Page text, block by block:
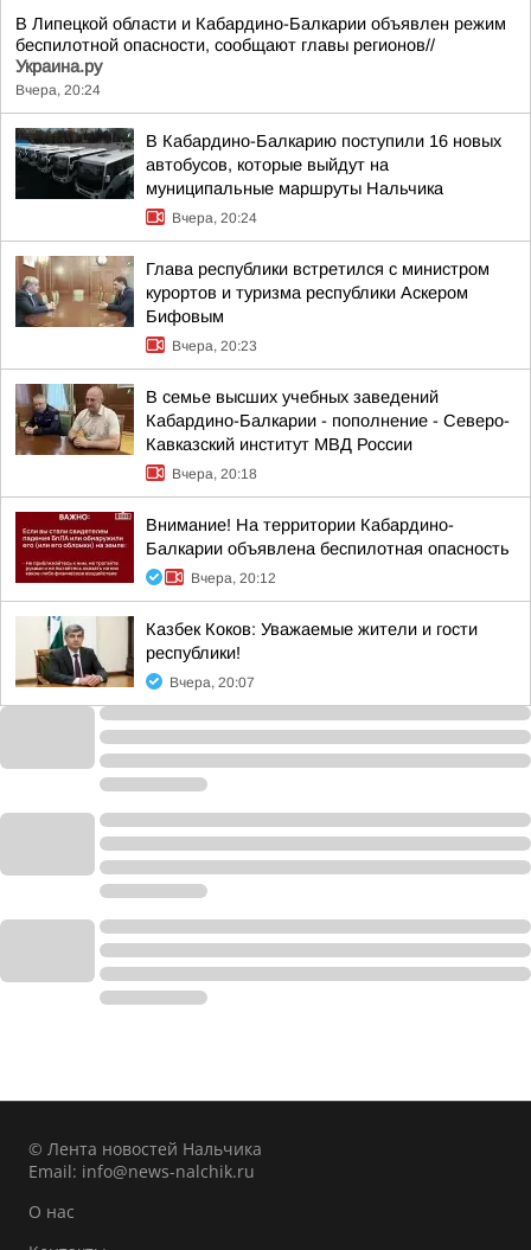
В Липецкой области и Кабардино-Балкарии объявлен режим
беспилотной опасности, сообщают главы регионов//
Украина.ру
Вчера, 20:24
В Кабардино-Балкарию поступили 16 новых
автобусов, которые выйдут на
муниципальные маршруты Нальчика
Вчера, 20:24
Глава республики встретился с министром
курортов и туризма республики Аскером
Бифовым
Вчера, 20:23
В семье высших учебных заведений
Кабардино-Балкарии - пополнение - Северо-
Кавказский институт МВД России
Вчера, 20:18
Внимание! На территории Кабардино-
Балкарии объявлена беспилотная опасность
Вчера, 20:12
Казбек Коков: Уважаемые жители и гости
республики!
Вчера, 20:07
© Лента новостей Нальчика
Email: info@news-nalchik.ru
О нас